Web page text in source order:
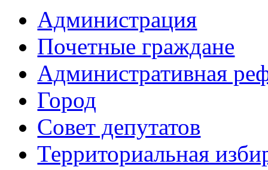
Администрация
Почетные граждане
Административная
Город
Совет депутатов
Территориальная